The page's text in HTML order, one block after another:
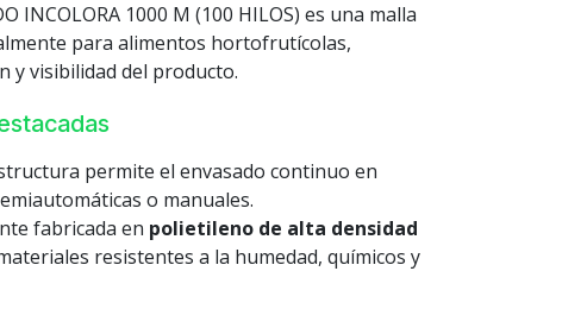
INCOLORA 1000 M (100 HILOS) es una malla
para alimentos hortofrutícolas,
y visibilidad del producto.
permite el envasado continuo en
o manuales.
fabricada en polietileno de alta densidad
resistentes a la humedad, químicos y